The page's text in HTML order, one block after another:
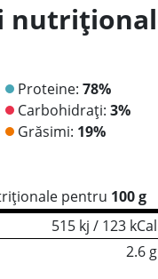
Proteine: 78%
Carbohidrați: 3%
Grăsimi: 19%
pentru 100 g
515 kj / 123 kCal
2.6 g